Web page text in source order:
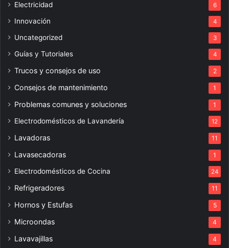
Electricidad 6
Innovación 4
Uncategorized 3
Guías y Tutoriales 4
Trucos y consejos de uso 2
Consejos de mantenimiento 1
Problemas comunes y soluciones 1
Electrodomésticos de Lavandería 12
Lavadoras 11
Lavasecadoras 1
Electrodomésticos de Cocina 24
Refrigeradores 11
Hornos y Estufas 5
Microondas 4
Lavavajillas 4